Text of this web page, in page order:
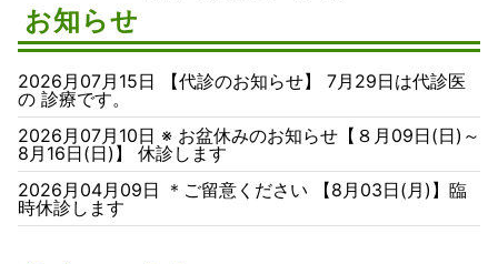
お知らせ
2026月07月15日 【代診のお知らせ】 7月29日は代診医
の 診療です。
2026月07月10日 ※ お盆休みのお知らせ【８月09日(日)～
8月16日(日)】 休診します
2026月04月09日 ＊ご留意ください 【8月03日(月)】臨
時休診します